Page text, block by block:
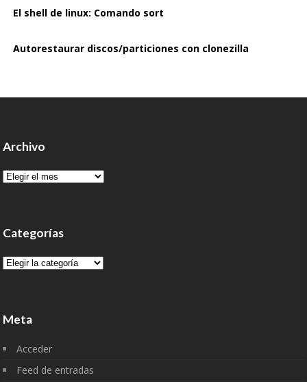
El shell de linux: Comando sort
Autorestaurar discos/particiones con clonezilla
Archivo
Archivo
Categorías
Categorías
Meta
Acceder
Feed de entradas